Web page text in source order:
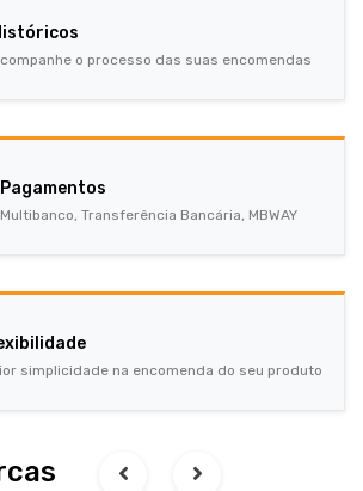
o processo das suas encomendas
Pagamentos
Multibanco, Transferência Bancária, MBWAY
simplicidade na encomenda do seu produto